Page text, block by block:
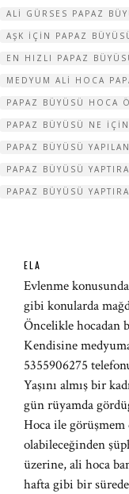
ALI GÜRSES PAPAZ
AŞK IÇIN PAPAZ
EN HIZLI PAPAZ
MEDYUM ALI HOCA
PAPAZ BÜYÜSÜ HOCA
PAPAZ BÜYÜSÜ NE IÇIN
PAPAZ BÜYÜSÜ
PAPAZ BÜYÜSÜ
PAPAZ BÜYÜSÜ
ELA
Evlenme
gibi konularda
Öncelikle hocadan
Kendisine
5355906275
Yaşını almış bir
gün rüyamda
Hoca ile
olabileceğinden
üzerine, ali hoca
hafta gibi bir sürede